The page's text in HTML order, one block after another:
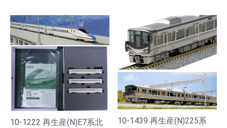
10-1222 再生産(N)E7系北
10-1439 再生産(N)225系